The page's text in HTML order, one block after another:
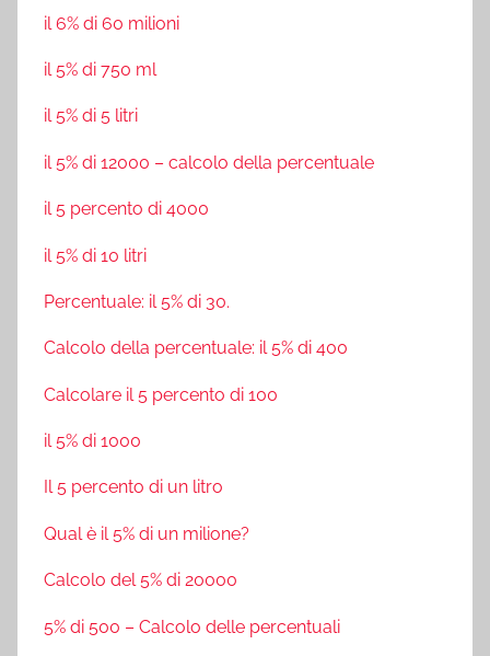
il 6% di 60 milioni
il 5% di 750 ml
il 5% di 5 litri
il 5% di 12000 – calcolo della percentuale
il 5 percento di 4000
il 5% di 10 litri
Percentuale: il 5% di 30.
Calcolo della percentuale: il 5% di 400
Calcolare il 5 percento di 100
il 5% di 1000
Il 5 percento di un litro
Qual è il 5% di un milione?
Calcolo del 5% di 20000
5% di 500 – Calcolo delle percentuali